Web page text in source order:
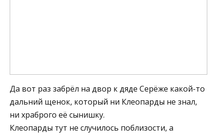
Да вот раз забрёл на двор к дяде Серёже какой-то
дальний щенок, который ни Клеопарды не знал,
ни храброго её сынишку.
Клеопарды тут не случилось поблизости, а